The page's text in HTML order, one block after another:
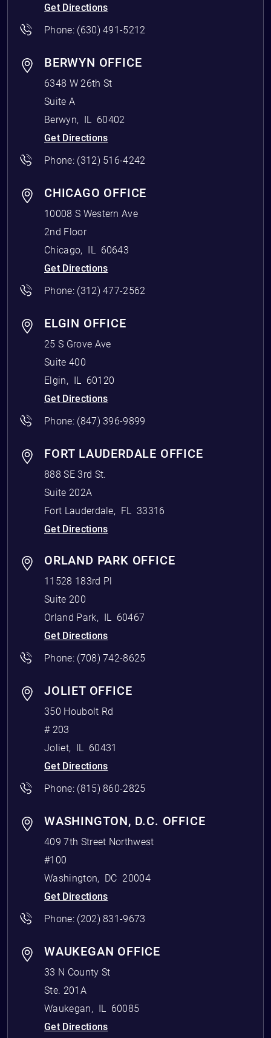
Get Directions
Phone: (630) 491-5212
BERWYN OFFICE
6348 W 26th St
Suite A
Berwyn, IL 60402
Get Directions
Phone: (312) 516-4242
CHICAGO OFFICE
10008 S Western Ave
2nd Floor
Chicago, IL 60643
Get Directions
Phone: (312) 477-2562
ELGIN OFFICE
25 S Grove Ave
Suite 400
Elgin, IL 60120
Get Directions
Phone: (847) 396-9899
FORT LAUDERDALE OFFICE
888 SE 3rd St.
Suite 202A
Fort Lauderdale, FL 33316
Get Directions
ORLAND PARK OFFICE
11528 183rd Pl
Suite 200
Orland Park, IL 60467
Get Directions
Phone: (708) 742-8625
JOLIET OFFICE
350 Houbolt Rd
# 203
Joliet, IL 60431
Get Directions
Phone: (815) 860-2825
WASHINGTON, D.C. OFFICE
409 7th Street Northwest
#100
Washington, DC 20004
Get Directions
Phone: (202) 831-9673
WAUKEGAN OFFICE
33 N County St
Ste. 201A
Waukegan, IL 60085
Get Directions